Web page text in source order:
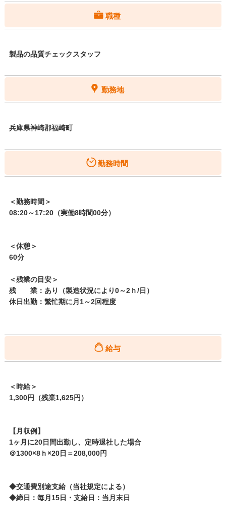
職種
製品の品質チェックスタッフ
勤務地
兵庫県神崎郡福崎町
勤務時間
＜勤務時間＞
08:20～17:20（実働8時間00分）
＜休憩＞
60分
＜残業の目安＞
残 業：あり（製造状況により0～2ｈ/日）
休日出勤：繁忙期に月1～2回程度
給与
＜時給＞
1,300円（残業1,625円）
【月収例】
1ヶ月に20日間出勤し、定時退社した場合
＠1300×8ｈ×20日＝208,000円
◆交通費別途支給（当社規定による）
◆締日：毎月15日・支給日：当月末日